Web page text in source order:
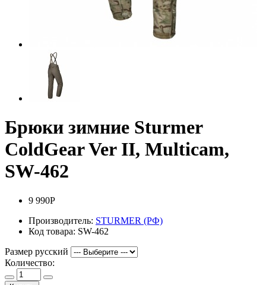
Брюки зимние Sturmer
ColdGear Ver II, Multicam,
SW-462
9 990Р
Производитель: STURMER (РФ)
Код товара: SW-462
Размер русский
Количество: